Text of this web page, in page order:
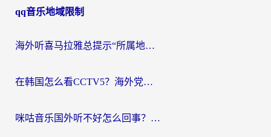
qq音乐地域限制
海外听喜马拉雅总提示“所属地区暂时无版权”？这个限制解除方法亲测有效！
在韩国怎么看CCTV5？海外党体育赛事+中文解说观看终极指南
咪咕音乐国外听不好怎么回事？海外党听歌自由的终极解决方案来了